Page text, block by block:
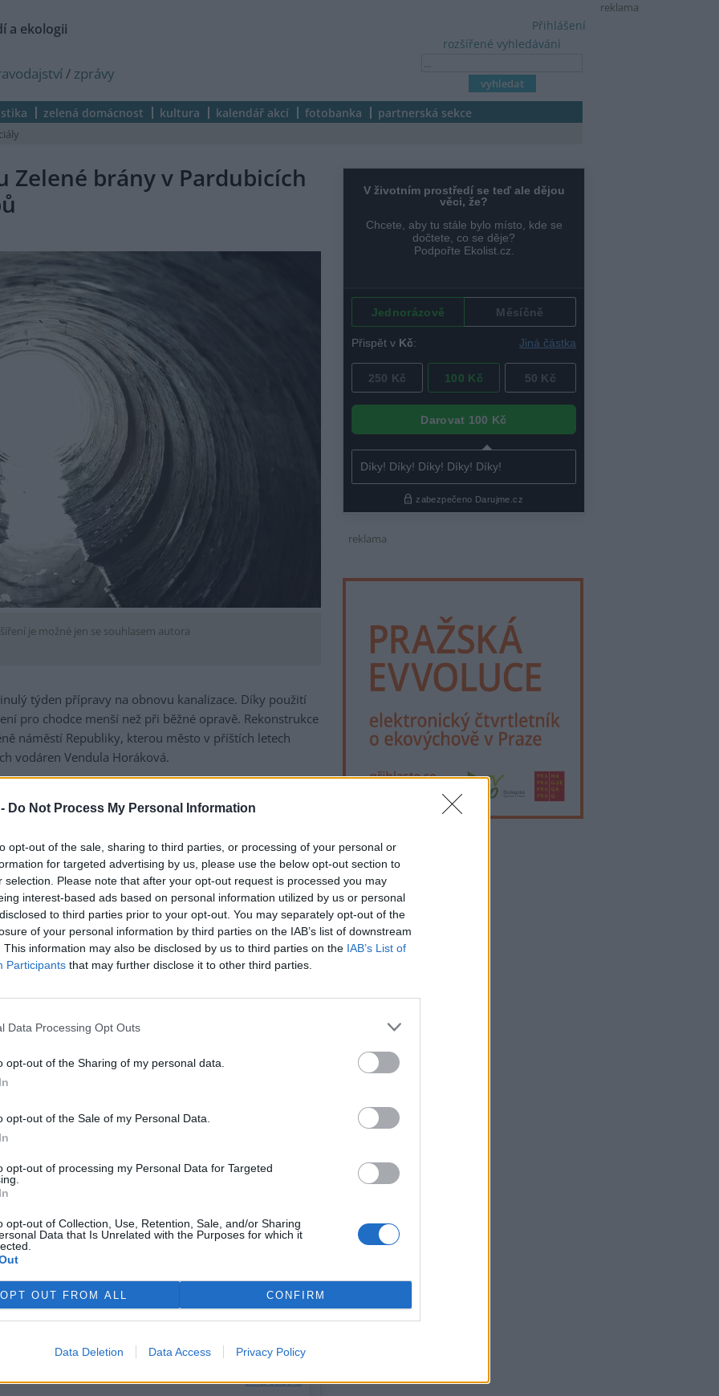
Do Not Process My Personal Information
opt-out of the sale, sharing to third parties, or processing of your personal or
for targeted advertising by us, please use the below opt-out section to
selection. Please note that after your opt-out request is processed you may
interest-based ads based on personal information utilized by us or personal
to third parties prior to your opt-out. You may separately opt-out of the
of your personal information by third parties on the IAB’s list of downstream
This information may also be disclosed by us to third parties on the IAB’s List of
Participants that may further disclose it to other third parties.
Data Processing Opt Outs
opt-out of the Sharing of my personal data.
opt-out of the Sale of my Personal Data.
opt-out of processing my Personal Data for Targeted
opt-out of Collection, Use, Retention, Sale, and/or Sharing
Data that Is Unrelated with the Purposes for which it
OPT OUT FROM ALL CONFIRM
Data Deletion Data Access Privacy Policy
reklama
a ekologii
/ zprávy
rozšířené vyhledávání
Přihlášení
zelená domácnost kultura kalendář akcí fotobanka partnerská sekce
Zelené brány v Pardubicích
je možné jen se souhlasem autora
týden přípravy na obnovu kanalizace. Díky použití
pro chodce menší než při běžné opravě. Rekonstrukce
náměstí Republiky, kterou město v příštích letech
vodáren Vendula Horáková.
práce budou dělat v červenci a srpnu. Do starých
rukáv sycený pryskyřičnou směsí, po jehož vytvrzení
Díky tomu nebude nutné dělat až šest metrů
přináší nejen kratší dobu realizace, ale také nižší
i návštěvníky centra města," uvedla Horáková.
provizorní systém přečerpávání odpadních vod.
místech na dočasných nadzemních lávkách. Trubky
stavu mnoho let zavřený.
vyčištění kanalizační stoky, nezbytné zednické
textilního rukávce. Právě ten bude tvořit
řekl David Jehlička z technicko-investičního oddělení
opravy povrchů cest a uvedení celého prostoru do
rozsáhlou obnovu náměstí Republiky, která má celý
městské centrum. Součástí projektu jsou úpravy
dopravy.
reklama
reklama